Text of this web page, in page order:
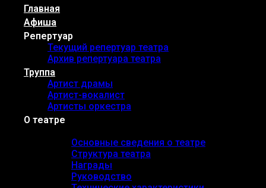
Главная
Афиша
Репертуар
Текущий репертуар театра
Архив репертуара театра
Труппа
Артист драмы
Артист-вокалист
Артисты оркестра
О театре
Основные сведения о театре
Структура театра
Награды
Руководство